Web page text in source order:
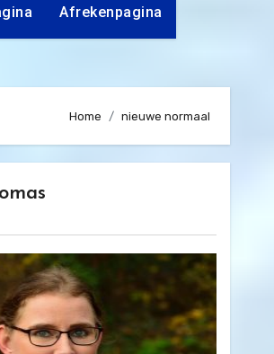
Afrekenpagina
Home nieuwe normaal